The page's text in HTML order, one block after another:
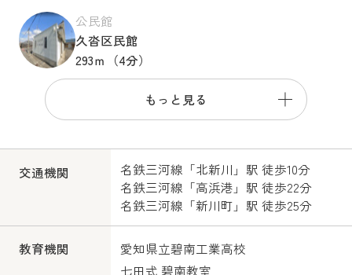
公民館
久沓区民館
293ｍ（4分）
もっと見る
交通機関 名鉄三河線 「北新川 」駅 徒歩10分
名鉄三河線 「高浜港 」駅 徒歩22分
名鉄三河線 「新川町 」駅 徒歩25分
教育機関
愛知県立碧南工業高校
七田式 碧南教室